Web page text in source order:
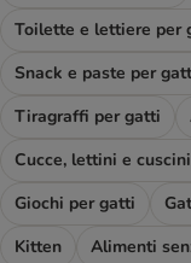
Toilette e lettiere per
Snack e paste per
Tiragraffi per gatti
Giochi per gatti
Kitten
Alimenti